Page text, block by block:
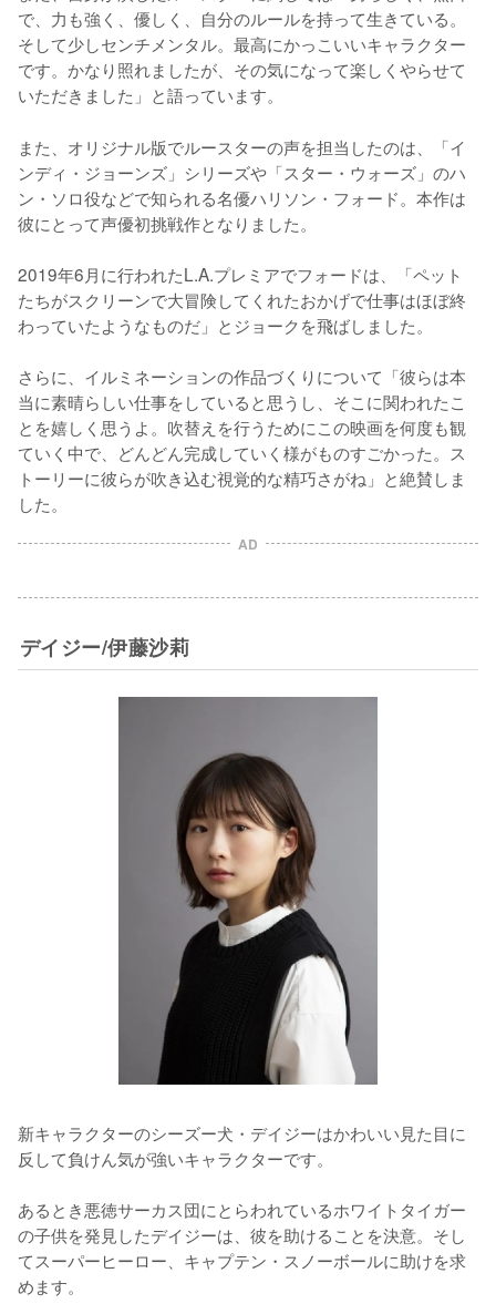
で、力も強く、優しく、自分のルールを持って生きている。
そして少しセンチメンタル。最高にかっこいいキャラクター
です。かなり照れましたが、その気になって楽しくやらせて
いただきました」と語っています。
また、オリジナル版でルースターの声を担当したのは、「イ
ンディ・ジョーンズ」シリーズや「スター・ウォーズ」のハ
ン・ソロ役などで知られる名優ハリソン・フォード。本作は
彼にとって声優初挑戦作となりました。
2019年6月に行われたL.A.プレミアでフォードは、「ペット
たちがスクリーンで大冒険してくれたおかげで仕事はほぼ終
わっていたようなものだ」とジョークを飛ばしました。
さらに、イルミネーションの作品づくりについて「彼らは本
当に素晴らしい仕事をしていると思うし、そこに関われたこ
とを嬉しく思うよ。吹替えを行うためにこの映画を何度も観
ていく中で、どんどん完成していく様がものすごかった。ス
トーリーに彼らが吹き込む視覚的な精巧さがね」と絶賛しま
した。
AD
デイジー/伊藤沙莉
新キャラクターのシーズー犬・デイジーはかわいい見た目に
反して負けん気が強いキャラクターです。
あるとき悪徳サーカス団にとらわれているホワイトタイガー
の子供を発見したデイジーは、彼を助けることを決意。そし
てスーパーヒーロー、キャプテン・スノーボールに助けを求
めます。